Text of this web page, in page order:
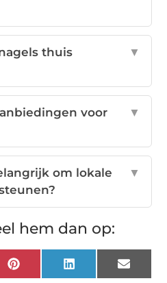
thuis
▼
voor
▼
om lokale
▼
hem dan op:
PinterestLinkedInEmail